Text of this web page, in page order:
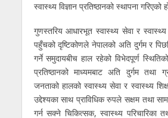
स्वास्थ्य विज्ञान प्रतिष्ठानको स्थापना गरिएको
गुणस्तरिय आधारभूत स्वास्थ्य सेवा र स्वास्थ्य
पहुँचको दृष्टिकोणले नेपालको अति दुर्गम र
गर्ने समुदायबीच हाल रहेको विभेदपूर्ण
प्रतिष्ठानको माध्यमबाट अति दुर्गम तथा
जनताको हालको स्वास्थ्य सेवा र स्वास्थ्य
उद्देश्यका साथ प्राविधिक रुपले सक्षम तथा
गर्न सक्ने चिकित्सक, स्वास्थ्य परिचारिका